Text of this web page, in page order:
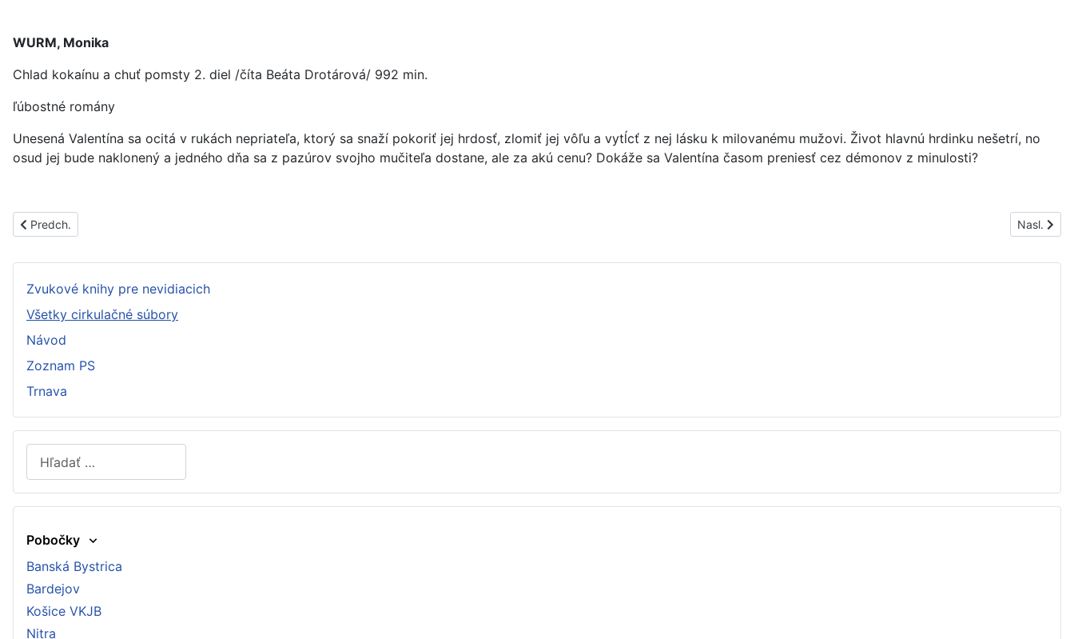
WURM, Monika
Chlad kokaínu a chuť pomsty 2. diel /číta Beáta Drotárová/ 992 min.
ľúbostné romány
Unesená Valentína sa ocitá v rukách nepriateľa, ktorý sa snaží pokoriť jej hrdosť, zlomiť jej vôľu a vytĺcť z nej lásku k milovanému mužovi. Život hlavnú hrdinku nešetrí, no
osud jej bude naklonený a jedného dňa sa z pazúrov svojho mučiteľa dostane, ale za akú cenu? Dokáže sa Valentína časom preniesť cez démonov z minulosti?
Predchádzajúci článok: PS1726B
Predch. Nasl.
Zvukové knihy pre nevidiacich
Všetky cirkulačné súbory
Návod
Zoznam PS
Trnava
Hľadať
Type 2 or more characters for results.
Pobočky
Banská Bystrica
Bardejov
Košice VKJB
Nitra